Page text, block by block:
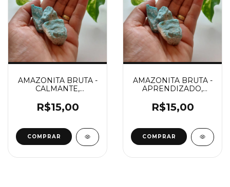
AMAZONITA BRUTA -
CALMANTE,
R$15,00
AMAZONITA BRUTA -
APRENDIZADO,
ESTRESSE
R$15,00